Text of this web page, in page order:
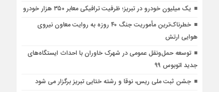
یک میلیون خودرو در تبریز؛ ظرفیت ترافیکی معابر ۳۵۰ هزار خودرو
خطرناک‌ترین مأموریت جنگ ۴۰ روزه به روایت معاون نیروی
هوایی ارتش
توسعه حمل‌ونقل عمومی در شهرک خاوران با احداث ایستگاه‌های
جدید اتوبوس ۹۹
جشن ثبت ملی ریس، نوقا و رشته ختایی تبریز برگزار می شود